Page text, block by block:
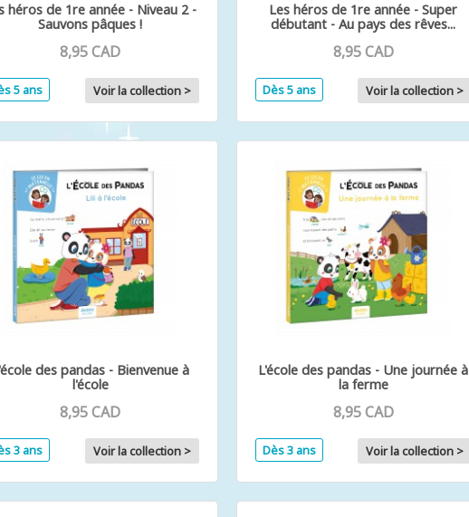
héros de 1re année - Niveau 2 -
Sauvons pâques !
8,95 CAD
5 ans Voir la collection >
Les héros de 1re année - Super
débutant - Au pays des rêves...
8,95 CAD
Dès 5 ans Voir la collection >
des pandas - Bienvenue à
l'école
8,95 CAD
3 ans Voir la collection >
L'école des pandas - Une journée à
la ferme
8,95 CAD
Dès 3 ans Voir la collection >